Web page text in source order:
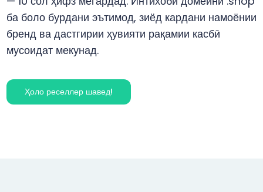
ба боло бурдани эътимод, зиёд кардани намоёнии
бренд ва дастгирии ҳувияти рақамии касбӣ
мусоидат мекунад.
Ҳоло реселлер шавед!